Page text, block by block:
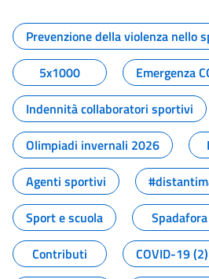
Tutti i contenuti
Prevenzione della violenza nello
5x1000
Emergenza
Indennità collaboratori sportivi
Olimpiadi invernali 2026
Agenti sportivi
Sport e scuola
Spadafora
Contributi
COVID-19 (2)